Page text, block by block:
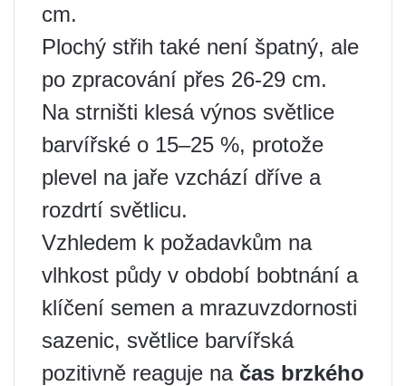
cm.
Plochý střih také není špatný, ale
po zpracování přes 26-29 cm.
Na strništi klesá výnos světlice
barvířské o 15–25 %, protože
plevel na jaře vzchází dříve a
rozdrtí světlicu.
Vzhledem k požadavkům na
vlhkost půdy v období bobtnání a
klíčení semen a mrazuvzdornosti
sazenic, světlice barvířská
pozitivně reaguje na čas brzkého